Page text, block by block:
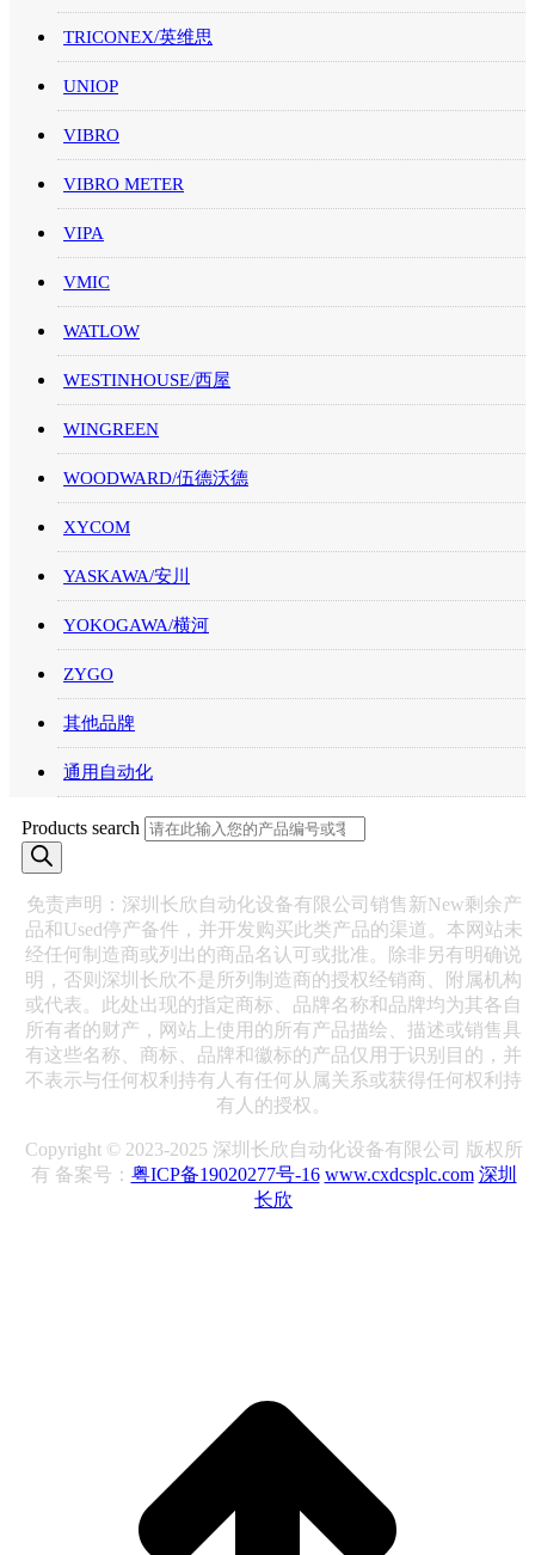
TRICONEX/英维思
UNIOP
VIBRO
VIBRO METER
VIPA
VMIC
WATLOW
WESTINHOUSE/西屋
WINGREEN
WOODWARD/伍德沃德
XYCOM
YASKAWA/安川
YOKOGAWA/横河
ZYGO
其他品牌
通用自动化
Products search
免责声明：深圳长欣自动化设备有限公司销售新New剩余产
品和Used停产备件，并开发购买此类产品的渠道。本网站未
经任何制造商或列出的商品名认可或批准。除非另有明确说
明，否则深圳长欣不是所列制造商的授权经销商、附属机构
或代表。此处出现的指定商标、品牌名称和品牌均为其各自
所有者的财产，网站上使用的所有产品描绘、描述或销售具
有这些名称、商标、品牌和徽标的产品仅用于识别目的，并
不表示与任何权利持有人有任何从属关系或获得任何权利持
有人的授权。
Copyright © 2023-2025 深圳长欣自动化设备有限公司 版权所
有 备案号： 粤ICP备19020277号-16 www.cxdcsplc.com 深圳
长欣